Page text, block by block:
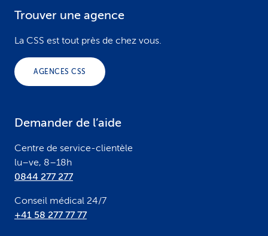
Trouver une agence
La CSS est tout près de chez vous.
AGENCES CSS
Demander de l’aide
Centre de service-clientèle
lu–ve, 8–18h
0844 277 277
Conseil médical 24/7
+41 58 277 77 77